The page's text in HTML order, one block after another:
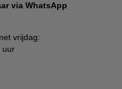
via WhatsApp
vrijdag:
uur